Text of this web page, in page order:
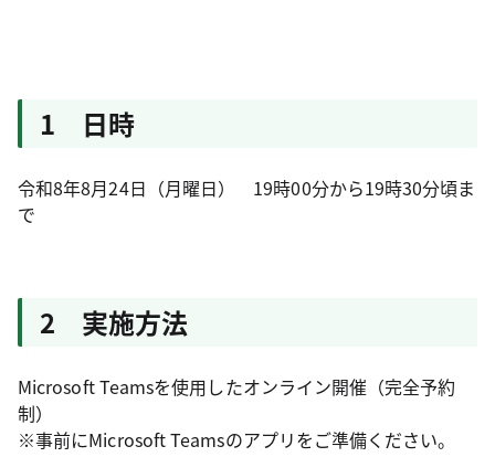
1 日時
令和8年8月24日（月曜日） 19時00分から19時30分頃ま
で
2 実施方法
Microsoft Teamsを使用したオンライン開催（完全予約
制）
※事前にMicrosoft Teamsのアプリをご準備ください。